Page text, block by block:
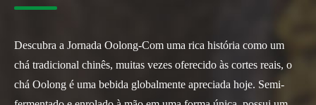
Descubra a Jornada Oolong-Com uma rica história como um
chá tradicional chinês, muitas vezes oferecido às cortes reais, o
chá Oolong é uma bebida globalmente apreciada hoje. Semi-